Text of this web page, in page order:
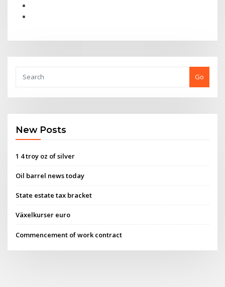
Go
New Posts
1 4 troy oz of silver
Oil barrel news today
State estate tax bracket
Växelkurser euro
Commencement of work contract